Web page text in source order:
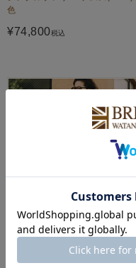
色
¥74,800税込
Barbour